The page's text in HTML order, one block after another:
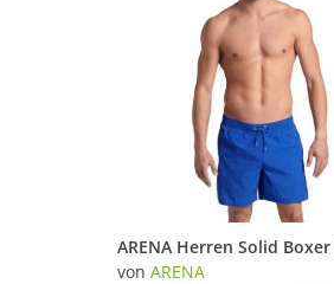
von ARENA